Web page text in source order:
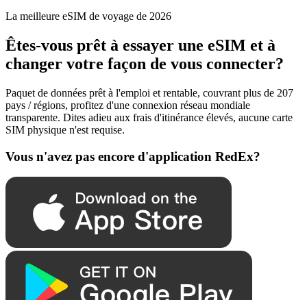
La meilleure eSIM de voyage de 2026
Êtes-vous prêt à essayer une eSIM et à
changer votre façon de vous connecter?
Paquet de données prêt à l'emploi et rentable, couvrant plus de 207
pays / régions, profitez d'une connexion réseau mondiale
transparente. Dites adieu aux frais d'itinérance élevés, aucune carte
SIM physique n'est requise.
Vous n'avez pas encore d'application RedEx?